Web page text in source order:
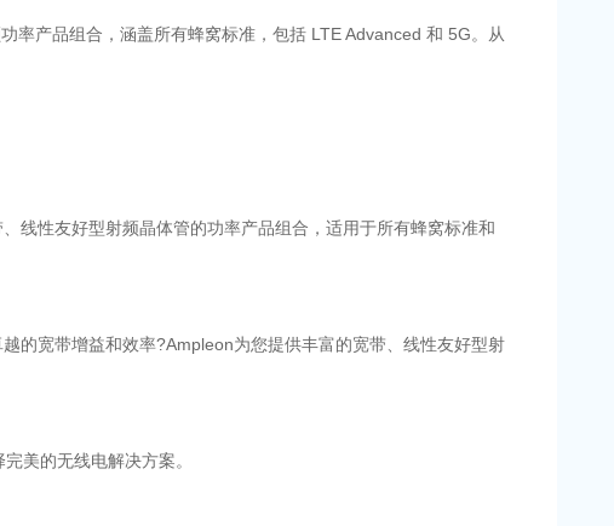
产品组合，涵盖所有蜂窝标准，包括 LTE Advanced 和 5G。从
性友好型射频晶体管的功率产品组合，适用于所有蜂窝标准和
宽带增益和效率?Ampleon为您提供丰富的宽带、线性友好型射
美的无线电解决方案。